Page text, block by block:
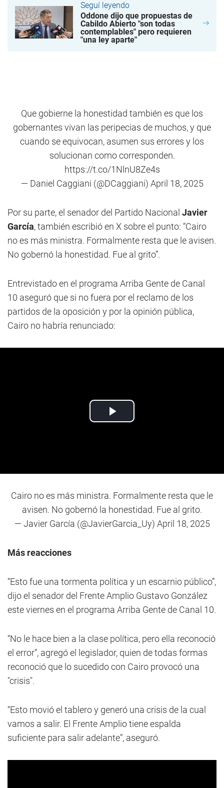
Seguí leyendo
Oddone dijo que propuestas de
Cabildo Abierto "son todas
contemplables" pero requieren
"una ley aparte"
Que gobierne la honestidad también es que los
gobernantes vivan las peripecias de muchos, y que
cuando se equivocan, asumen sus errores y los
solucionan como corresponden.
https://t.co/1NlnU8Ze4s
— Daniel Caggiani (@DCaggiani) April 18, 2025
Por su parte, el senador del Partido Nacional Javier
García, también escribió en X sobre el punto: “Cairo
no es más ministra. Formalmente resta que le avisen.
No gobernó la honestidad. Fue al grito”.
Entrevistado en el programa Arriba Gente de Canal
10 aseguró que si no fuera por el reclamo de los
partidos de la oposición y por la opinión pública,
Cairo no habría renunciado:
Cairo no es más ministra. Formalmente resta que le
avisen. No gobernó la honestidad. Fue al grito.
— Javier García (@JavierGarcia_Uy) April 18, 2025
Más reacciones
“Esto fue una tormenta política y un escarnio público”,
dijo el senador del Frente Amplio Gustavo González
este viernes en el programa Arriba Gente de Canal 10.
“No le hace bien a la clase política, pero ella reconoció
el error”, agregó el legislador, quien de todas formas
reconoció que lo sucedido con Cairo provocó una
"crisis".
“Esto movió el tablero y generó una crisis de la cual
vamos a salir. El Frente Amplio tiene espalda
suficiente para salir adelante”, aseguró.